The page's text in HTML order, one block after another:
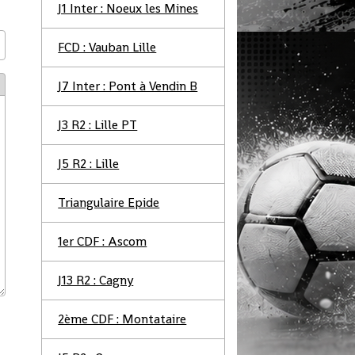
J1 Inter : Noeux les Mines
FCD : Vauban Lille
J7 Inter : Pont à Vendin B
J3 R2 : Lille PT
J5 R2 : Lille
Triangulaire Epide
1er CDF : Ascom
J13 R2 : Cagny
2ème CDF : Montataire